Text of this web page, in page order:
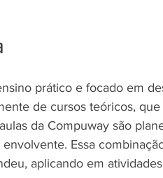
prático e focado em
de cursos teóricos, que
da Compuway são
Essa
aplicando em